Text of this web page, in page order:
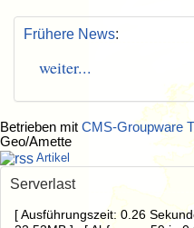
Frühere News:
weiter...
Betrieben mit CMS-Groupware
Geo/Amette
Artikel
Serverlast
[ Ausführungszeit: 0.26